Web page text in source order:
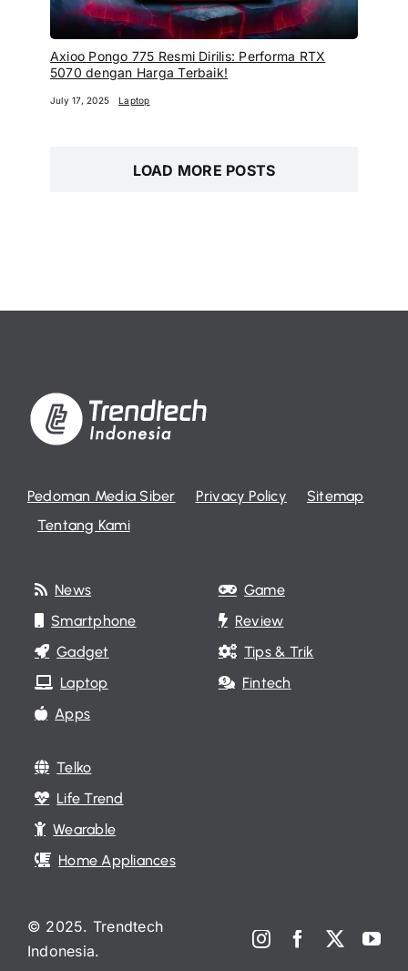
Axioo Pongo 775 Resmi Dirilis: Performa RTX
5070 dengan Harga Terbaik!
July 17, 2025 Laptop
LOAD MORE POSTS
Pedoman Media Siber Privacy Policy
Sitemap
Tentang Kami
News
Smartphone
Gadget
Laptop
Apps
Game
Review
Tips & Trik
Fintech
Telko
Life Trend
Wearable
Home Appliances
© 2025. Trendtech
Indonesia.